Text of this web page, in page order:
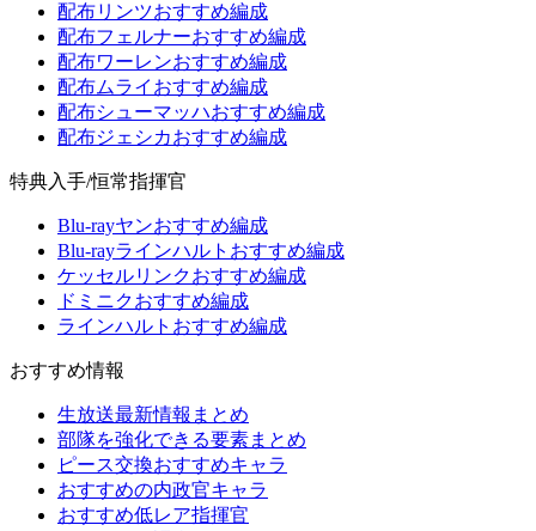
配布リンツおすすめ編成
配布フェルナーおすすめ編成
配布ワーレンおすすめ編成
配布ムライおすすめ編成
配布シューマッハおすすめ編成
配布ジェシカおすすめ編成
特典入手/恒常指揮官
Blu-rayヤンおすすめ編成
Blu-rayラインハルトおすすめ編成
ケッセルリンクおすすめ編成
ドミニクおすすめ編成
ラインハルトおすすめ編成
おすすめ情報
生放送最新情報まとめ
部隊を強化できる要素まとめ
ピース交換おすすめキャラ
おすすめの内政官キャラ
おすすめ低レア指揮官